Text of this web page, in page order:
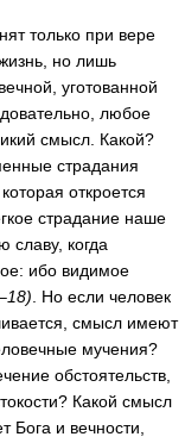
только при вере
но лишь
уготованной
любое
смысл. Какой?
страдания
откроется
страдание наше
славу, когда
ибо видимое
. Но если человек
смысл имеют
мучения?
обстоятельств,
Какой смысл
Бога и вечности,